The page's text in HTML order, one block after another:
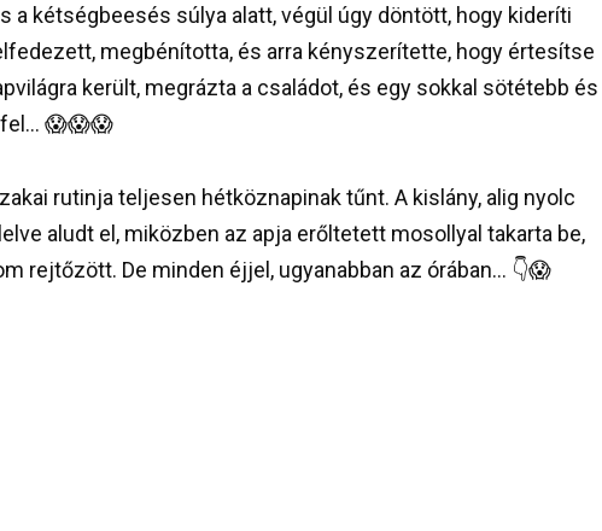
a kétségbeesés súlya alatt, végül úgy döntött, hogy kideríti
megbénította, és arra kényszerítette, hogy értesítse
került, megrázta a családot, és egy sokkal sötétebb és
fel… 😱😱😱
rutinja teljesen hétköznapinak tűnt. A kislány, alig nyolc
aludt el, miközben az apja erőltetett mosollyal takarta be,
rejtőzött. De minden éjjel, ugyanabban az órában… 👇😱